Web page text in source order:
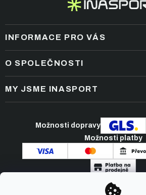
INFORMACE PRO VÁS
DOPRAVA A PLATBA
OBCHODNÍ PODMÍNKY
REKLAMACE A VRÁCENÍ ZBOŽÍ
PODMÍNKY AKCÍ
O SPOLEČNOSTI
KARIÉRA
NEJČASTĚJŠÍ OTÁZKY
MY JSME INASPORT
ČLÁNKY A NOVINKY
KONTAKT
Možnosti dopravy
Možnosti platby